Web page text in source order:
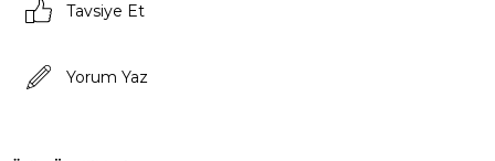
Tavsiye Et
Yorum Yaz